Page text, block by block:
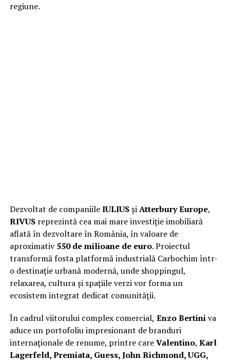
regiune.
Dezvoltat de companiileIULIUSșiAtterbury Europe,
RIVUSreprezintă cea mai mare investiție imobiliară
aflată în dezvoltare în România, în valoare de
aproximativ550 de milioane de euro. Proiectul
transformă fosta platformă industrială Carbochim într-
o destinație urbană modernă, unde shoppingul,
relaxarea, cultura și spațiile verzi vor forma un
ecosistem integrat dedicat comunității.
În cadrul viitorului complex comercial, Enzo Bertiniva
aduce un portofoliu impresionant de branduri
internaționale de renume, printre careValentino, Karl
Lagerfeld, Premiata, Guess, John Richmond, UGG,